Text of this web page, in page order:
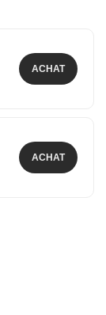
ACHAT
ACHAT